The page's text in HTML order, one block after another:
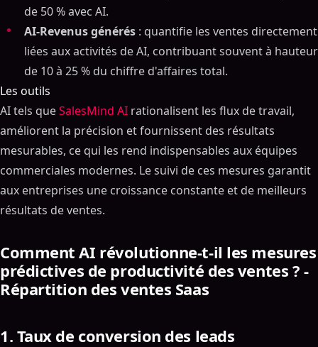
de 50 % avec AI.
AI-Revenus générés : quantifie les ventes directement
liées aux activités de AI, contribuant souvent à hauteur
de 10 à 25 % du chiffre d'affaires total.
Les outils
AI tels queSalesMind AI rationalisent les flux de travail,
améliorent la précision et fournissent des résultats
mesurables, ce qui les rend indispensables aux équipes
commerciales modernes. Le suivi de ces mesures garantit
aux entreprises une croissance constante et de meilleurs
résultats de ventes.
Comment AI révolutionne-t-il les mesures
prédictives de productivité des ventes ? -
Répartition des ventes Saas
1. Taux de conversion des leads